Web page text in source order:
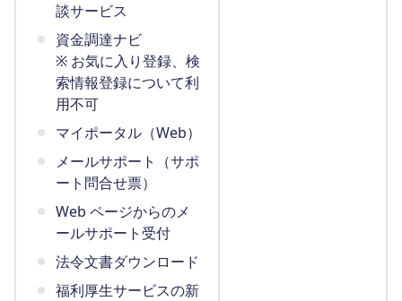
談サービス
資金調達ナビ
※ お気に入り登録、検
索情報登録について利
用不可
マイポータル（Web）
メールサポート（サポ
ート問合せ票）
Web ページからのメ
ールサポート受付
法令文書ダウンロード
福利厚生サービスの新